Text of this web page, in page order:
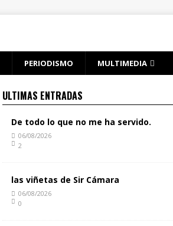
PERIODISMO MULTIMEDIA
ULTIMAS ENTRADAS
De todo lo que no me ha servido.
06/08/2026
2
las viñetas de Sir Cámara
06/08/2026
0